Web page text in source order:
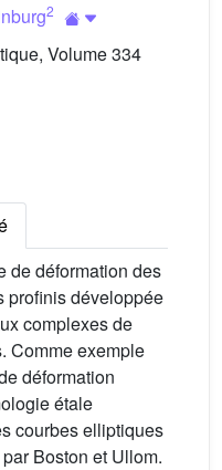
2
Volume 334
de déformation des
profinis développée
complexes de
Comme exemple
déformation
étale
courbes elliptiques
Boston et Ullom.